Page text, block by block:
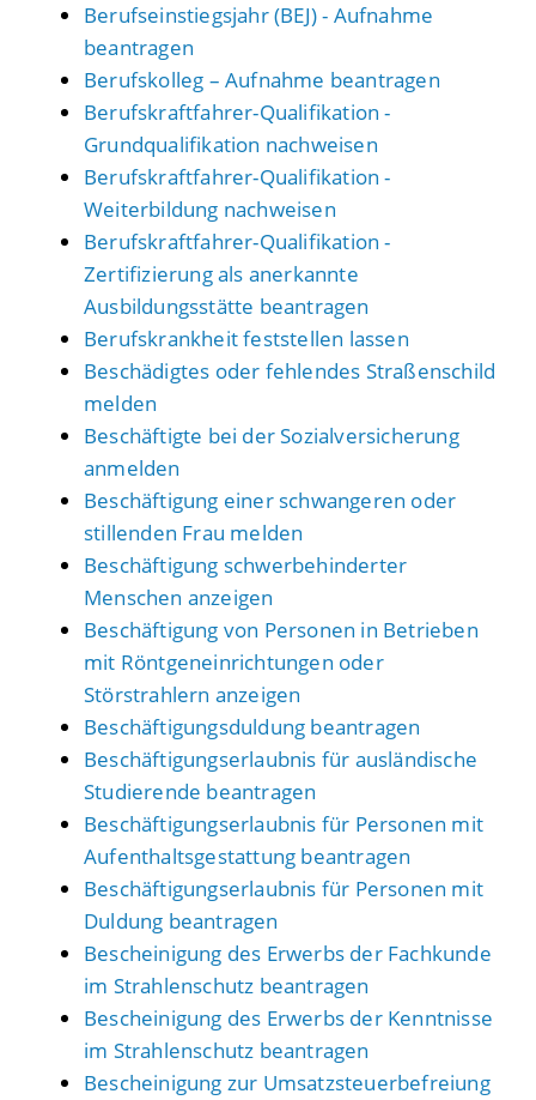
Berufseinstiegsjahr (BEJ) - Aufnahme
beantragen
Berufskolleg – Aufnahme beantragen
Berufskraftfahrer-Qualifikation -
Grundqualifikation nachweisen
Berufskraftfahrer-Qualifikation -
Weiterbildung nachweisen
Berufskraftfahrer-Qualifikation -
Zertifizierung als anerkannte
Ausbildungsstätte beantragen
Berufskrankheit feststellen lassen
Beschädigtes oder fehlendes Straßenschild
melden
Beschäftigte bei der Sozialversicherung
anmelden
Beschäftigung einer schwangeren oder
stillenden Frau melden
Beschäftigung schwerbehinderter
Menschen anzeigen
Beschäftigung von Personen in Betrieben
mit Röntgeneinrichtungen oder
Störstrahlern anzeigen
Beschäftigungsduldung beantragen
Beschäftigungserlaubnis für ausländische
Studierende beantragen
Beschäftigungserlaubnis für Personen mit
Aufenthaltsgestattung beantragen
Beschäftigungserlaubnis für Personen mit
Duldung beantragen
Bescheinigung des Erwerbs der Fachkunde
im Strahlenschutz beantragen
Bescheinigung des Erwerbs der Kenntnisse
im Strahlenschutz beantragen
Bescheinigung zur Umsatzsteuerbefreiung